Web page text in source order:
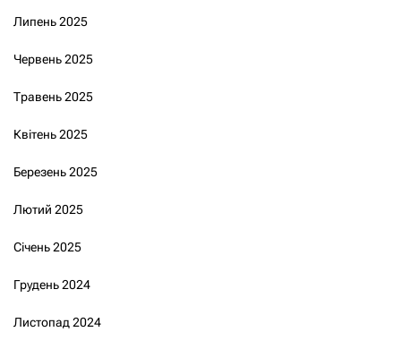
Липень 2025
Червень 2025
Травень 2025
Квітень 2025
Березень 2025
Лютий 2025
Січень 2025
Грудень 2024
Листопад 2024